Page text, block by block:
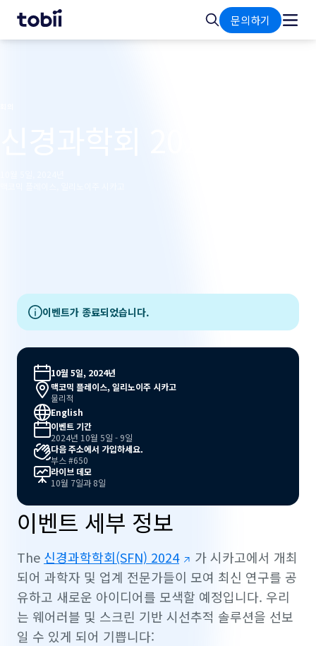
검
색
문의하기
이벤트가 종료되었습니다.
10월 5일, 2024년
맥코믹 플레이스, 일리노이주 시카고
물리적
English
이벤트 기간
2024년 10월 5일 - 9일
다음 주소에서 가입하세요.
부스 #650
라이브 데모
10월 7일과 8일
이벤트 세부 정보
The 신경과학학회(SFN) 2024
가 시카고에서 개최
되어 과학자 및 업계 전문가들이 모여 최신 연구를 공
유하고 새로운 아이디어를 모색할 예정입니다. 우리
는 웨어러블 및 스크린 기반 시선추적 솔루션을 선보
일 수 있게 되어 기쁩니다: